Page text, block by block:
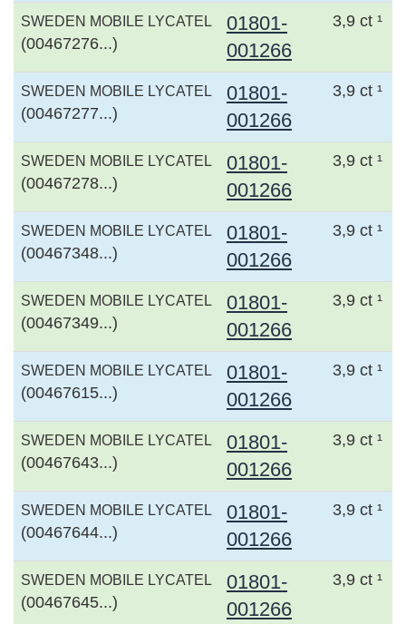
SWEDEN MOBILE LYCATEL
(00467276...)
01801-
001266
3,9 ct ¹
SWEDEN MOBILE LYCATEL
(00467277...)
01801-
001266
3,9 ct ¹
SWEDEN MOBILE LYCATEL
(00467278...)
01801-
001266
3,9 ct ¹
SWEDEN MOBILE LYCATEL
(00467348...)
01801-
001266
3,9 ct ¹
SWEDEN MOBILE LYCATEL
(00467349...)
01801-
001266
3,9 ct ¹
SWEDEN MOBILE LYCATEL
(00467615...)
01801-
001266
3,9 ct ¹
SWEDEN MOBILE LYCATEL
(00467643...)
01801-
001266
3,9 ct ¹
SWEDEN MOBILE LYCATEL
(00467644...)
01801-
001266
3,9 ct ¹
SWEDEN MOBILE LYCATEL
(00467645...)
01801-
001266
3,9 ct ¹